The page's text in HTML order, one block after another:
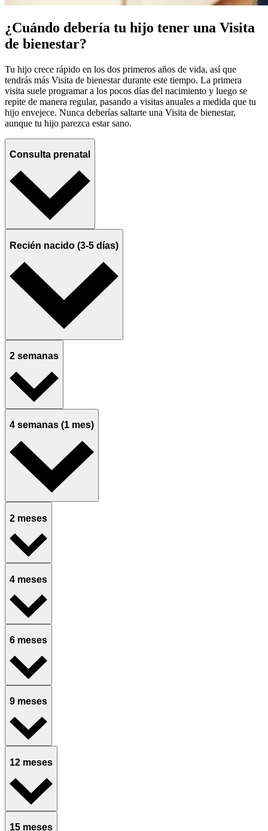
¿Cuándo debería tu hijo tener una Visita
de bienestar?
Tu hijo crece rápido en los dos primeros años de vida, así que
tendrás más Visita de bienestar durante este tiempo. La primera
visita suele programar a los pocos días del nacimiento y luego se
repite de manera regular, pasando a visitas anuales a medida que tu
hijo envejece. Nunca deberías saltarte una Visita de bienestar,
aunque tu hijo parezca estar sano.
Consulta prenatal
Recién nacido (3-5 días)
2 semanas
4 semanas (1 mes)
2 meses
4 meses
6 meses
9 meses
12 meses
15 meses